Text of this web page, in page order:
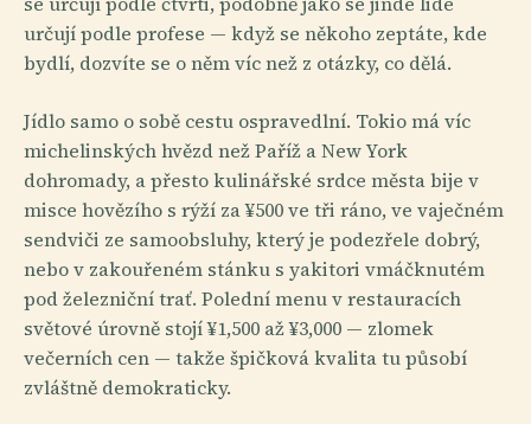
určují podle profese — když se někoho zeptáte, kde
bydlí, dozvíte se o něm víc než z otázky, co dělá.
Jídlo samo o sobě cestu ospravedlní. Tokio má víc
michelinských hvězd než Paříž a New York
dohromady, a přesto kulinářské srdce města bije v
misce hovězího s rýží za ¥500 ve tři ráno, ve vaječném
sendviči ze samoobsluhy, který je podezřele dobrý,
nebo v zakouřeném stánku s yakitori vmáčknutém
pod železniční trať. Polední menu v restauracích
světové úrovně stojí ¥1,500 až ¥3,000 — zlomek
večerních cen — takže špičková kvalita tu působí
zvláštně demokraticky.